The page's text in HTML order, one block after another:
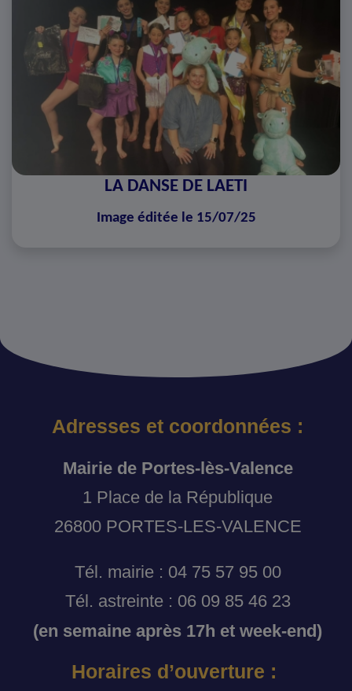
LA DANSE DE LAETI
Image éditée le 15/07/25
Adresses et coordonnées :
Mairie de Portes-lès-Valence
1 Place de la République
26800 PORTES-LES-VALENCE
Tél. mairie : 04 75 57 95 00
Tél. astreinte : 06 09 85 46 23
(en semaine après 17h et week-end)
Horaires d’ouverture :